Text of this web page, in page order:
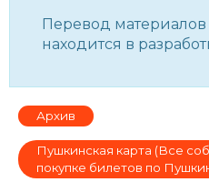
Перевод
находится в
Архив
Пушкинская карта (Все
покупке билетов по